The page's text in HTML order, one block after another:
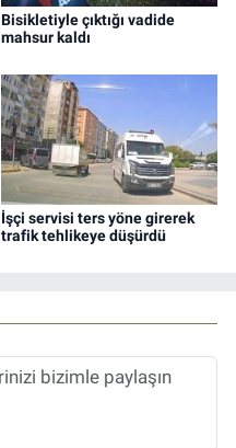
Bisikletiyle çıktığı vadide
mahsur kaldı
İşçi servisi ters yöne girerek
trafik tehlikeye düşürdü